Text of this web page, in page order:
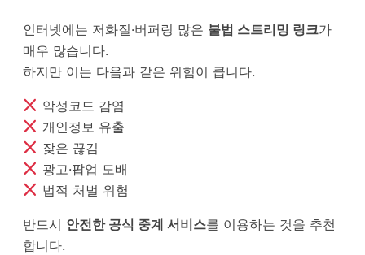
인터넷에는 저화질·버퍼링 많은 불법 스트리밍 링크가
매우 많습니다.
하지만 이는 다음과 같은 위험이 큽니다.
악성코드 감염
개인정보 유출
잦은 끊김
광고·팝업 도배
법적 처벌 위험
반드시 안전한 공식 중계 서비스를 이용하는 것을 추천
합니다.